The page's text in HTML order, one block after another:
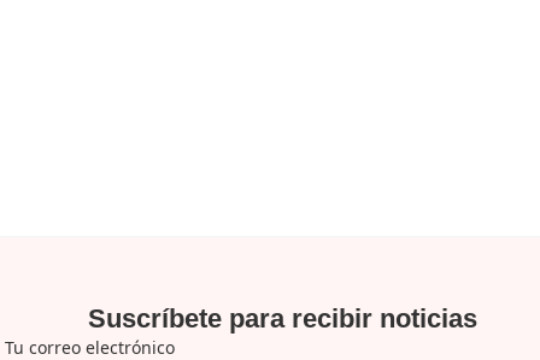
Suscríbete para recibir noticias
Tu correo electrónico